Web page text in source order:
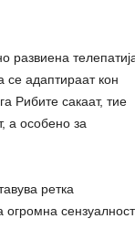
развиена
се адаптираат кон
Рибите сакаат, тие
а особено за
ретка
огромна сензуалност